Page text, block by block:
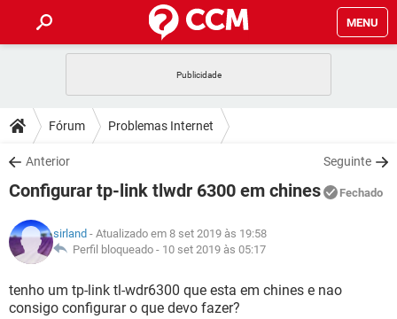
MENU
CELULAR FACEBOOK
OUTLOOK
INSTAGRAM GMAIL
GUIA DE COMPRAS
DICAS
JOGOS WHATSAPP
INSTAGRAM GMAIL
GUIA DE COMPRAS
DOWNLOADS
JOGOS WHATSAPP
CELULAR
OUTLOOK EXCEL
INSTAGRAM
GUIA DE COMPRAS
FÓRUM
JOGOS WHATSAPP
CELULAR
OUTLOOK EXCEL
GLOSSÁRIO
JOGOS
CELULAR FACEBOOK
Fórum Problemas Internet
Anterior Seguinte
Configurar tp-link tlwdr 6300 em chines Fechado
sirland - Atualizado em 8 set 2019 às 19:58
Perfil bloqueado - 10 set 2019 às 05:17
tenho um tp-link tl-wdr6300 que esta em chines e nao
consigo configurar o que devo fazer?